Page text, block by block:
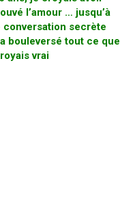
l’amour … jusqu’à
conversation secrète
bouleversé tout ce que
vrai